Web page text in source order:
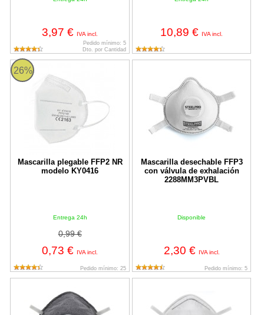
3,97 € IVA incl.
Pedido mínimo: 5
Dto. por Cantidad
10,89 € IVA incl.
26%
Mascarilla plegable FFP2 NR
modelo KY0416
Entrega 24h
0,99 €
0,73 € IVA incl.
Pedido mínimo: 25
Mascarilla plegable FFP2 NR modelo KY0416
Mascarilla desechable FFP3
con válvula de exhalación
2288MM3PVBL
Disponible
2,30 € IVA incl.
Pedido mínimo: 5